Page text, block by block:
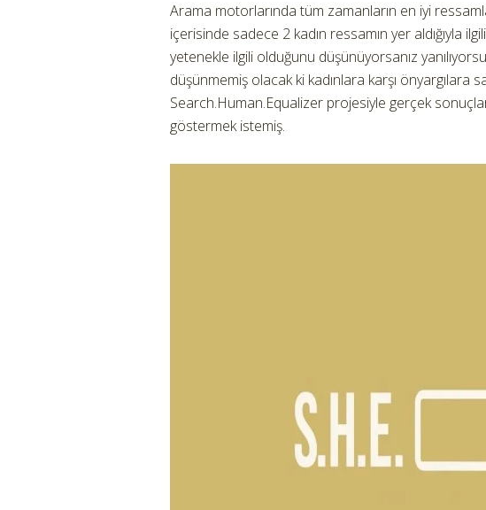
Arama motorlarında tüm zamanların en iyi
içerisinde sadece 2 kadın ressamın yer aldığıyla
yetenekle ilgili olduğunu düşünüyorsanız
düşünmemiş olacak ki kadınlara karşı önyargılara
Search.Human.Equalizer projesiyle gerçek
göstermek istemiş.